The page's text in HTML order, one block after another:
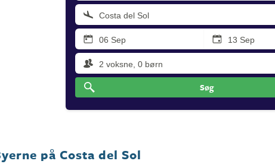
Søg
på Costa del Sol